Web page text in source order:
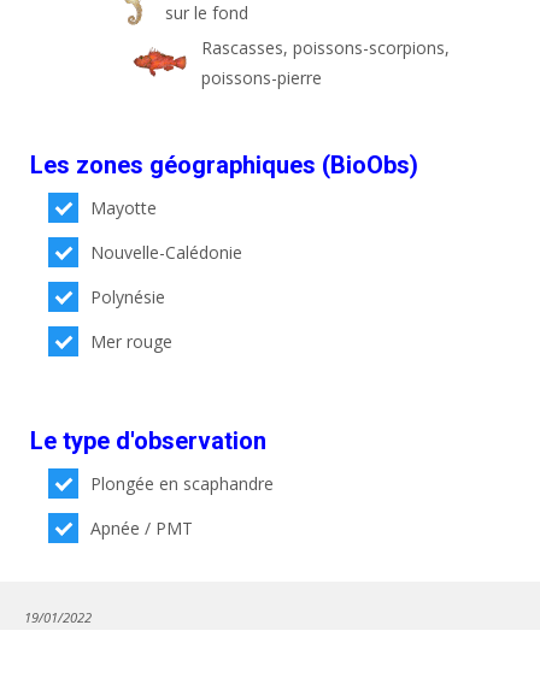
sur le fond
Rascasses, poissons-scorpions,
poissons-pierre
Les zones géographiques (BioObs)
Mayotte
Nouvelle-Calédonie
Polynésie
Mer rouge
Le type d'observation
Plongée en scaphandre
Apnée / PMT
19/01/2022